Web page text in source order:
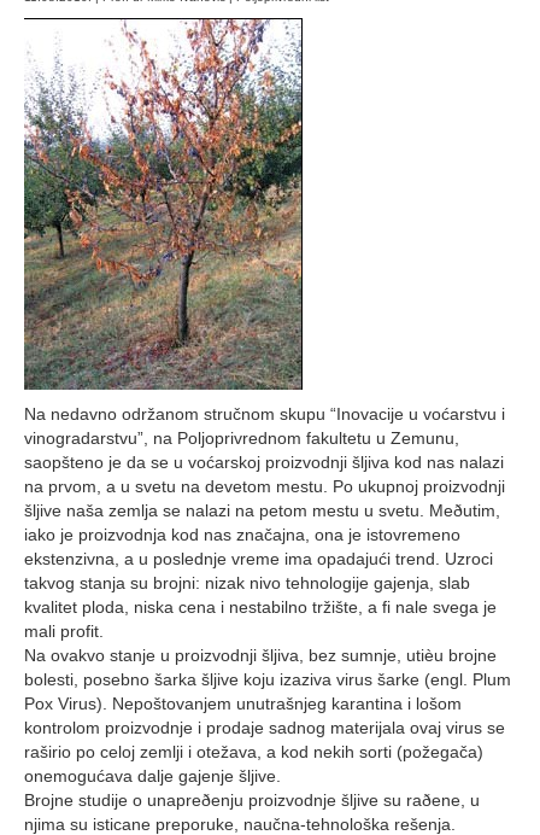
Na nedavno održanom stručnom skupu “Inovacije u voćarstvu i
vinogradarstvu”, na Poljoprivrednom fakultetu u Zemunu,
saopšteno je da se u voćarskoj proizvodnji šljiva kod nas nalazi
na prvom, a u svetu na devetom mestu. Po ukupnoj proizvodnji
šljive naša zemlja se nalazi na petom mestu u svetu. Meðutim,
iako je proizvodnja kod nas značajna, ona je istovremeno
ekstenzivna, a u poslednje vreme ima opadajući trend. Uzroci
takvog stanja su brojni: nizak nivo tehnologije gajenja, slab
kvalitet ploda, niska cena i nestabilno tržište, a fi nale svega je
mali profit.
Na ovakvo stanje u proizvodnji šljiva, bez sumnje, utièu brojne
bolesti, posebno šarka šljive koju izaziva virus šarke (engl. Plum
Pox Virus). Nepoštovanjem unutrašnjeg karantina i lošom
kontrolom proizvodnje i prodaje sadnog materijala ovaj virus se
raširio po celoj zemlji i otežava, a kod nekih sorti (požegača)
onemogućava dalje gajenje šljive.
Brojne studije o unapreðenju proizvodnje šljive su raðene, u
njima su isticane preporuke, naučna-tehnološka rešenja.